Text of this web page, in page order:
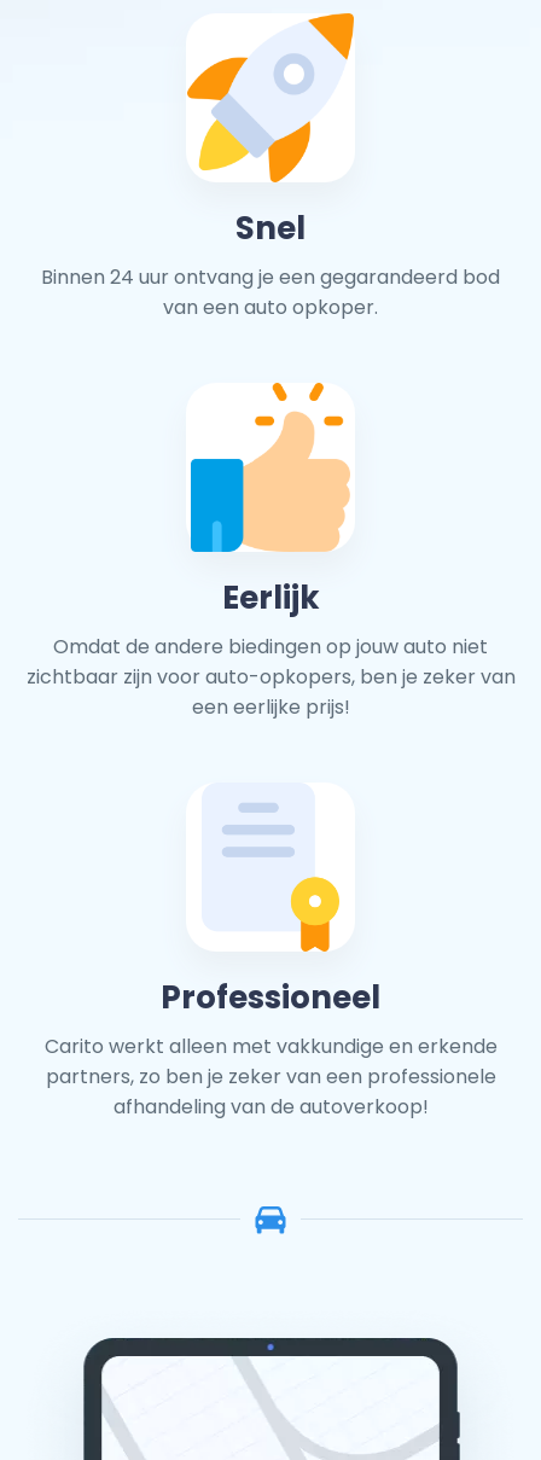
Snel
Binnen 24 uur ontvang je een gegarandeerd bod
van een auto opkoper.
Eerlijk
Omdat de andere biedingen op jouw auto niet
zichtbaar zijn voor auto-opkopers, ben je zeker van
een eerlijke prijs!
Professioneel
Carito werkt alleen met vakkundige en erkende
partners, zo ben je zeker van een professionele
afhandeling van de autoverkoop!